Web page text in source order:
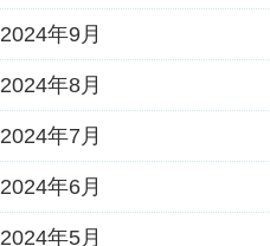
2024年9月
2024年8月
2024年7月
2024年6月
2024年5月